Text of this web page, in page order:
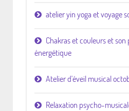
atelier yin yoga et voyage
Chakras et couleurs et
énergétique
Atelier d'éveil musical
Relaxation psycho-